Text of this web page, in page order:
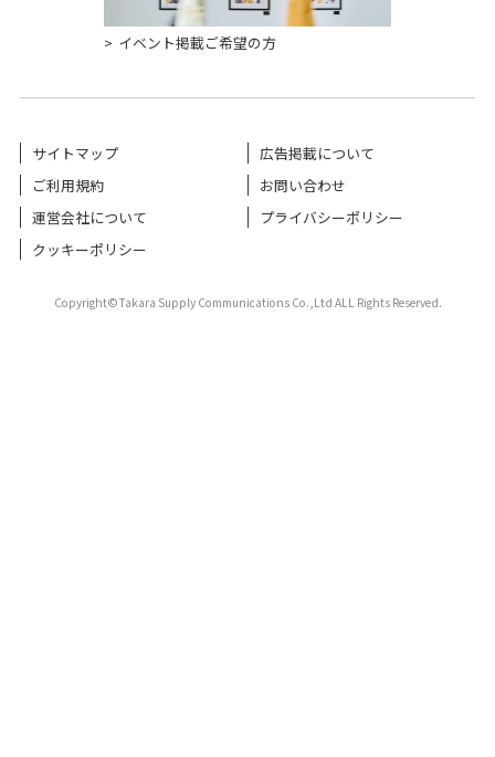
イベント掲載ご希望の方
サイトマップ
広告掲載について
ご利用規約
お問い合わせ
運営会社について
プライバシーポリシー
クッキーポリシー
Copyright©Takara Supply Communications Co.,Ltd ALL Rights Reserved.